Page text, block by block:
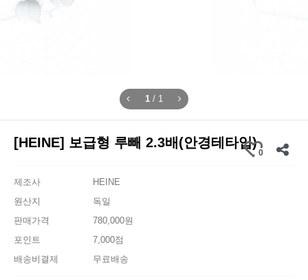
1 / 1
[HEINE] 보급형 루빼 2.3배(안경테타입)
0
제조사
HEINE
원산지
독일
판매가격
780,000원
포인트
7,000점
배송비결제
무료배송